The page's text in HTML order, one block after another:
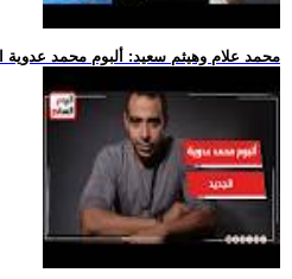
.. محمد علام وهيثم سعيد: ألبوم محمد عدوية